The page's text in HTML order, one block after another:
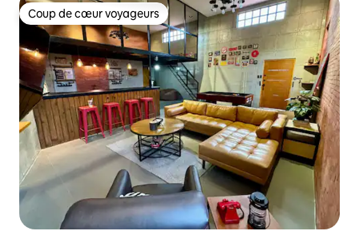
Coup de cœur voyageurs
Coup de cœur voyageurs